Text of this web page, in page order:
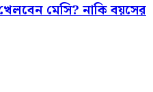
মেসি? নাকি বয়সের